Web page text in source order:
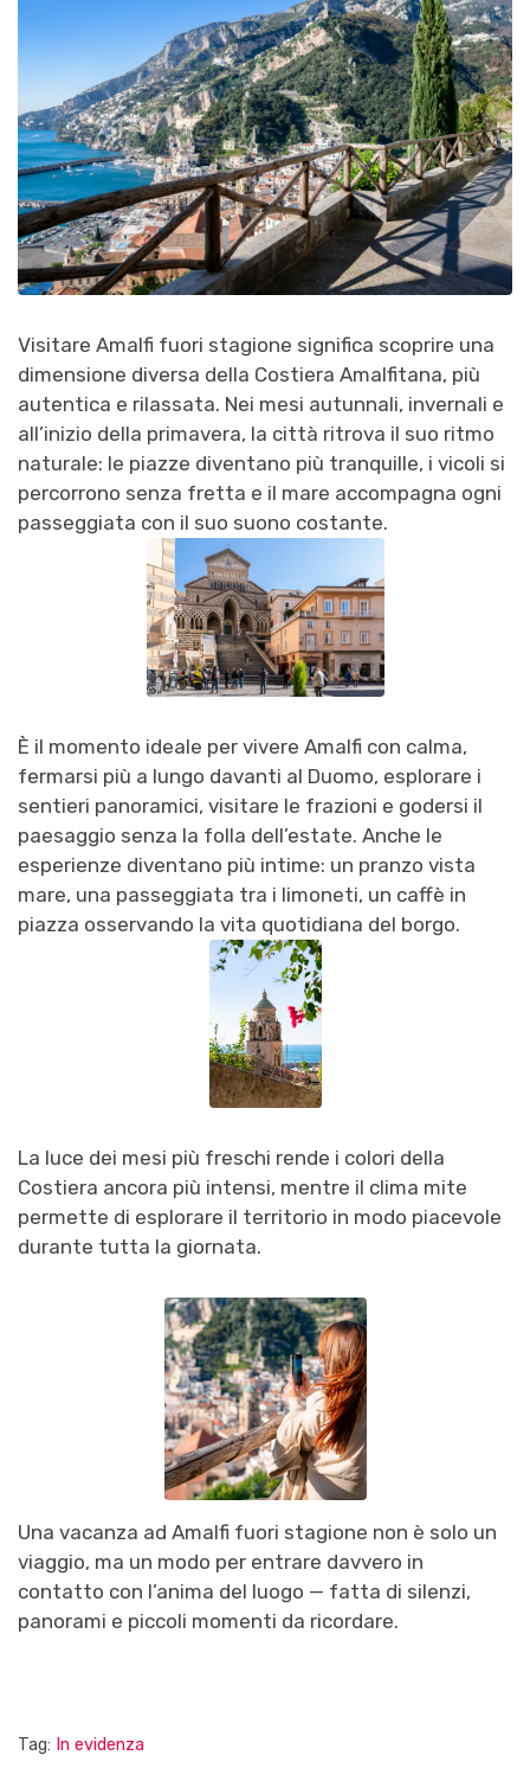
Visitare Amalfi fuori stagione significa scoprire una
dimensione diversa della Costiera Amalfitana, più
autentica e rilassata. Nei mesi autunnali, invernali e
all’inizio della primavera, la città ritrova il suo ritmo
naturale: le piazze diventano più tranquille, i vicoli si
percorrono senza fretta e il mare accompagna ogni
passeggiata con il suo suono costante.
È il momento ideale per vivere Amalfi con calma,
fermarsi più a lungo davanti al Duomo, esplorare i
sentieri panoramici, visitare le frazioni e godersi il
paesaggio senza la folla dell’estate. Anche le
esperienze diventano più intime: un pranzo vista
mare, una passeggiata tra i limoneti, un caffè in
piazza osservando la vita quotidiana del borgo.
La luce dei mesi più freschi rende i colori della
Costiera ancora più intensi, mentre il clima mite
permette di esplorare il territorio in modo piacevole
durante tutta la giornata.
Una vacanza ad Amalfi fuori stagione non è solo un
viaggio, ma un modo per entrare davvero in
contatto con l’anima del luogo — fatta di silenzi,
panorami e piccoli momenti da ricordare.
Tag: In evidenza